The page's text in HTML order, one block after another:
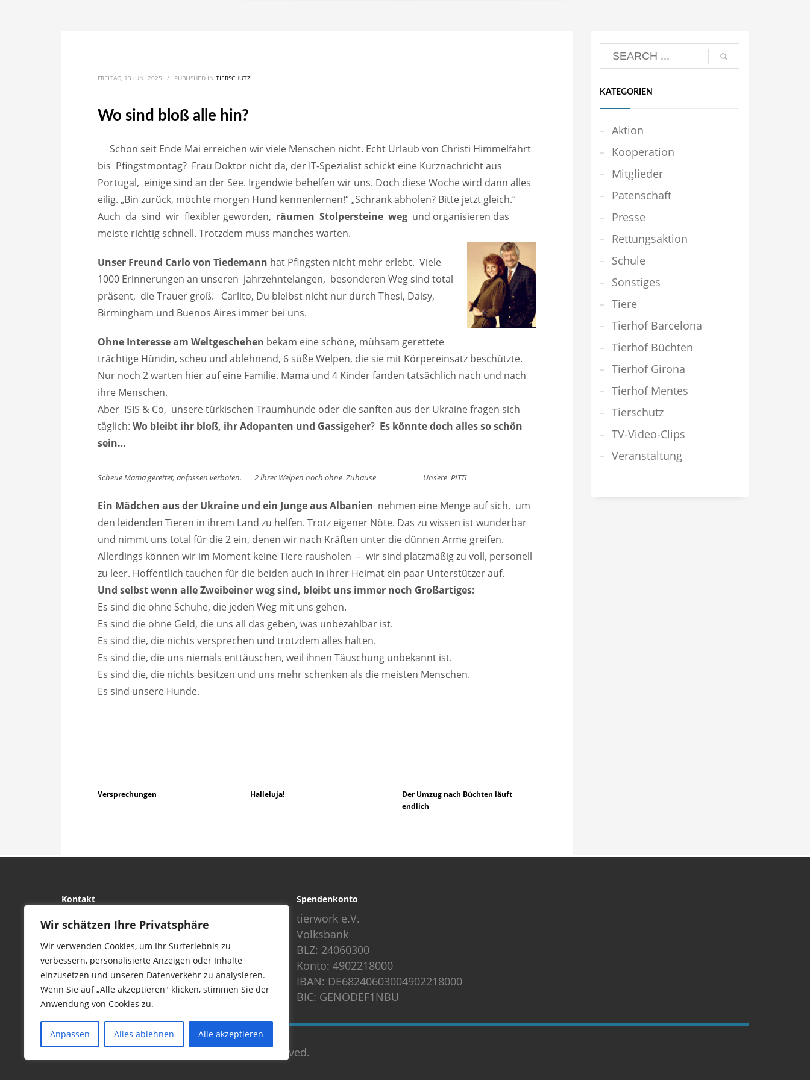
Wir schätzen Ihre Privatsphäre
Wir verwenden Cookies, um Ihr Surferlebnis zu
verbessern, personalisierte Anzeigen oder Inhalte
einzusetzen und unseren Datenverkehr zu analysieren.
Wenn Sie auf „Alle akzeptieren" klicken, stimmen Sie der
Anwendung von Cookies zu.
Anpassen Alles ablehnen Alle akzeptieren
FREITAG, 13 JUNI 2025 / PUBLISHED IN TIERSCHUTZ
Wo sind bloß alle hin?
Schon seit Ende Mai erreichen wir viele Menschen nicht. Echt Urlaub von Christi Himmelfahrt
bis Pfingstmontag? Frau Doktor nicht da, der IT-Spezialist schickt eine Kurznachricht aus
Portugal, einige sind an der See. Irgendwie behelfen wir uns. Doch diese Woche wird dann alles
eilig. „Bin zurück, möchte morgen Hund kennenlernen!“ „Schrank abholen? Bitte jetzt gleich.“
Auch da sind wir flexibler geworden, räumen Stolpersteine weg und organisieren das
meiste richtig schnell. Trotzdem muss manches warten.
Unser Freund Carlo von Tiedemann hat Pfingsten nicht mehr erlebt. Viele
1000 Erinnerungen an unseren jahrzehntelangen, besonderen Weg sind total
präsent, die Trauer groß. Carlito, Du bleibst nicht nur durch Thesi, Daisy,
Birmingham und Buenos Aires immer bei uns.
Ohne Interesse am Weltgeschehen bekam eine schöne, mühsam gerettete
trächtige Hündin, scheu und ablehnend, 6 süße Welpen, die sie mit Körpereinsatz beschützte.
Nur noch 2 warten hier auf eine Familie. Mama und 4 Kinder fanden tatsächlich nach und nach
ihre Menschen.
Aber ISIS & Co, unsere türkischen Traumhunde oder die sanften aus der Ukraine fragen sich
täglich: Wo bleibt ihr bloß, ihr Adopanten und Gassigeher? Es könnte doch alles so schön
sein…
Scheue Mama gerettet, anfassen verboten. 2 ihrer Welpen noch ohne Zuhause Unsere PITTI
Ein Mädchen aus der Ukraine und ein Junge aus Albanien nehmen eine Menge auf sich, um
den leidenden Tieren in ihrem Land zu helfen. Trotz eigener Nöte. Das zu wissen ist wunderbar
und nimmt uns total für die 2 ein, denen wir nach Kräften unter die dünnen Arme greifen.
Allerdings können wir im Moment keine Tiere rausholen – wir sind platzmäßig zu voll, personell
zu leer. Hoffentlich tauchen für die beiden auch in ihrer Heimat ein paar Unterstützer auf.
Und selbst wenn alle Zweibeiner weg sind, bleibt uns immer noch Großartiges:
Es sind die ohne Schuhe, die jeden Weg mit uns gehen.
Es sind die ohne Geld, die uns all das geben, was unbezahlbar ist.
Es sind die, die nichts versprechen und trotzdem alles halten.
Es sind die, die uns niemals enttäuschen, weil ihnen Täuschung unbekannt ist.
Es sind die, die nichts besitzen und uns mehr schenken als die meisten Menschen.
Es sind unsere Hunde.
Versprechungen Halleluja!
Der Umzug nach Büchten läuft
endlich
KATEGORIEN
Aktion
Kooperation
Mitglieder
Patenschaft
Presse
Rettungsaktion
Schule
Sonstiges
Tiere
Tierhof Barcelona
Tierhof Büchten
Tierhof Girona
Tierhof Mentes
Tierschutz
TV-Video-Clips
Veranstaltung
Kontakt
tierwork e.V.
Im alten Dorf 4
Tel 0172-4437307
service@tierwork.de
Spendenkonto
tierwork e.V.
Volksbank
BLZ: 24060300
Konto: 4902218000
IBAN: DE68240603004902218000
BIC: GENODEF1NBU
© 2016 Copyright by tierwork. All rights reserved.